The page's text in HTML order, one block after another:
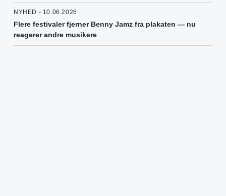
NYHED - 10.06.2026
Flere festivaler fjerner Benny Jamz fra plakaten — nu
reagerer andre musikere